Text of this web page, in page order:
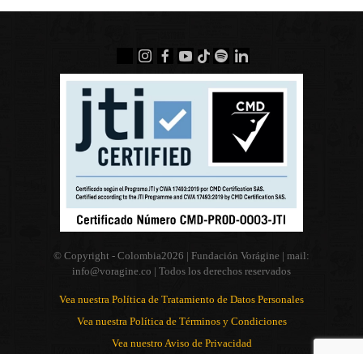
© Copyright - Colombia2026 | Fundación Vorágine | mail:
info@voragine.co | Todos los derechos reservados
Vea nuestra Política de Tratamiento de Datos Personales
Vea nuestra Política de Términos y Condiciones
Vea nuestro Aviso de Privacidad